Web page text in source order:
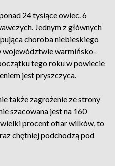
24 tysiące owiec. 6
Jednym z głównych
choroba niebieskiego
województwie warmińsko-
tego roku w powiecie
jest pryszczyca.
także zagrożenie ze strony
szacowana jest na 160
procent ofiar wilków, to
chętniej podchodzą pod